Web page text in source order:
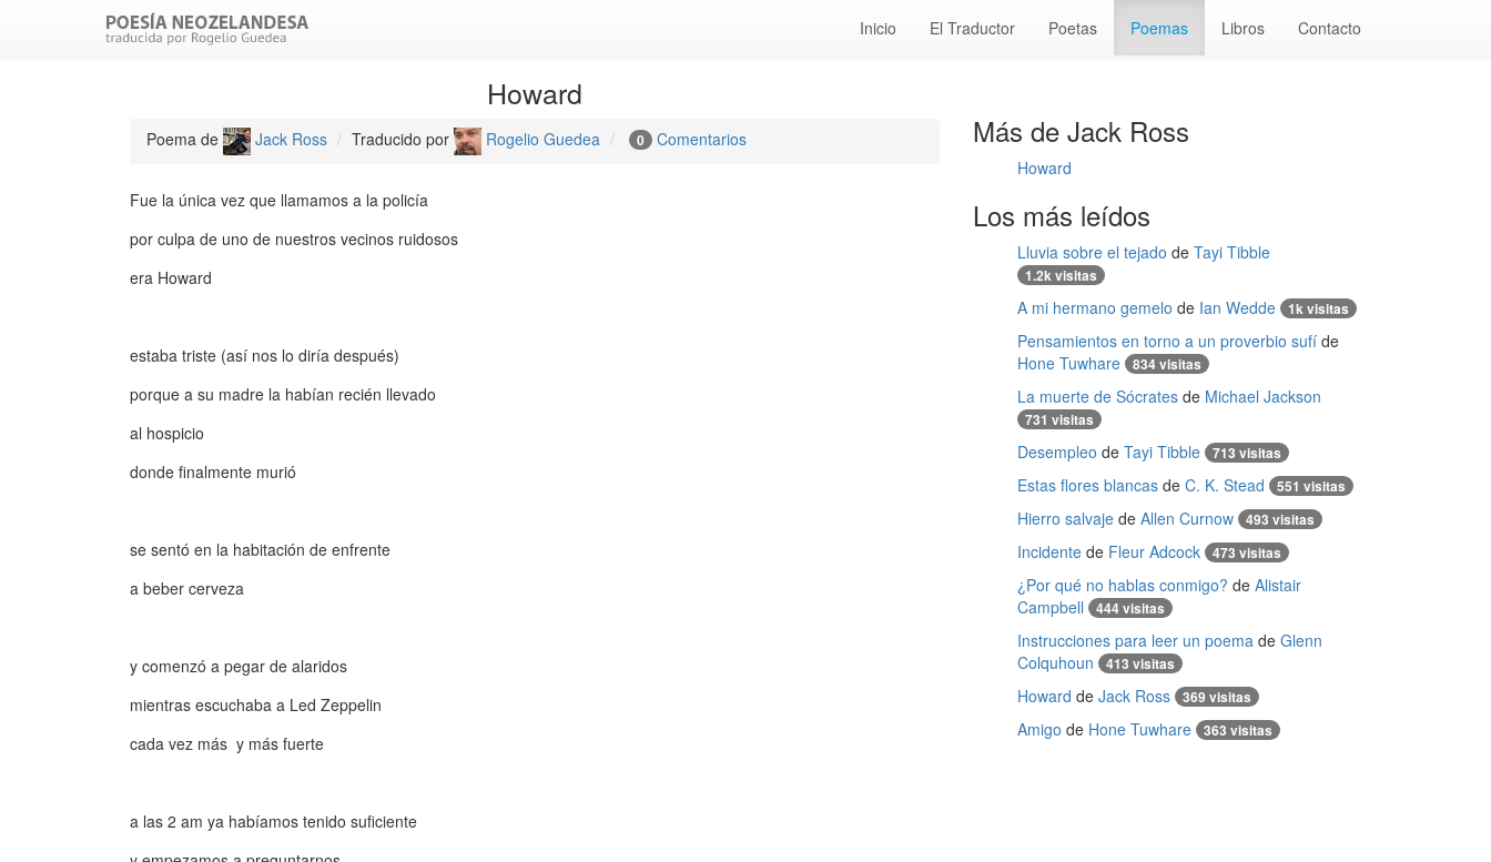
Inicio El Traductor Poetas Poemas Libros Contacto
Howard
Poema de Jack Ross Traducido por Rogelio Guedea 0 Comentarios
Fue la única vez que llamamos a la policía
por culpa de uno de nuestros vecinos ruidosos
era Howard
estaba triste (así nos lo diría después)
porque a su madre la habían recién llevado
al hospicio
donde finalmente murió
se sentó en la habitación de enfrente
a beber cerveza
y comenzó a pegar de alaridos
mientras escuchaba a Led Zeppelin
cada vez más y más fuerte
a las 2 am ya habíamos tenido suficiente
Más de Jack Ross
Howard
Los más leídos
Lluvia sobre el tejado de Tayi Tibble
1.2k visitas
A mi hermano gemelo de Ian Wedde 1k visitas
Pensamientos en torno a un proverbio sufí de
Hone Tuwhare
834 visitas
La muerte de Sócrates de Michael Jackson
731 visitas
Desempleo de Tayi Tibble 713 visitas
Estas flores blancas de C. K. Stead 551 visitas
Hierro salvaje de Allen Curnow 493 visitas
Incidente de Fleur Adcock 473 visitas
¿Por qué no hablas conmigo? de Alistair
Campbell
444 visitas
Instrucciones para leer un poema de Glenn
Colquhoun
413 visitas
Howard de Jack Ross 369 visitas
Amigo de Hone Tuwhare 363 visitas